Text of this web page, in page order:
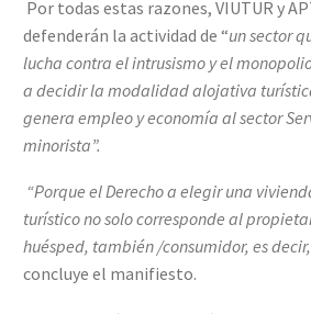
Por todas estas razones, VIUTUR y
defenderán la actividad de “un sector
lucha contra el intrusismo y el
a decidir la modalidad alojativa
genera empleo y economía al sector
minorista”.
“Porque el Derecho a elegir una
turístico no solo corresponde al
huésped, también /consumidor, es
concluye el manifiesto.